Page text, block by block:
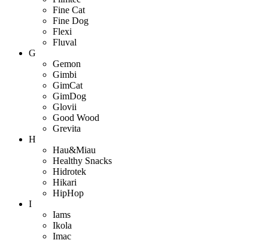
Fine Cat
Fine Dog
Flexi
Fluval
G
Gemon
Gimbi
GimCat
GimDog
Glovii
Good Wood
Grevita
H
Hau&Miau
Healthy Snacks
Hidrotek
Hikari
HipHop
I
Iams
Ikola
Imac